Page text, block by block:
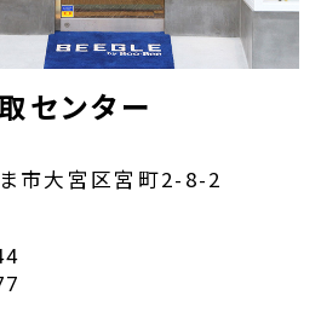
センター
市大宮区宮町2-8-2